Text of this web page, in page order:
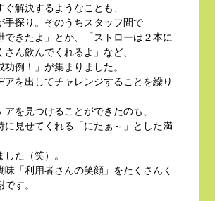
解決するようなことも、
手探り。そのうちスタッフ間で
できたよ」とか、「ストローは２本に
さん飲んでくれるよ」など、
例！」が集まりました。
アを出してチャレンジすることを繰り
アを見つけることができたのも、
に見せてくれる「にたぁ～」とした満
た（笑）。
味「利用者さんの笑顔」をたくさんく
です。